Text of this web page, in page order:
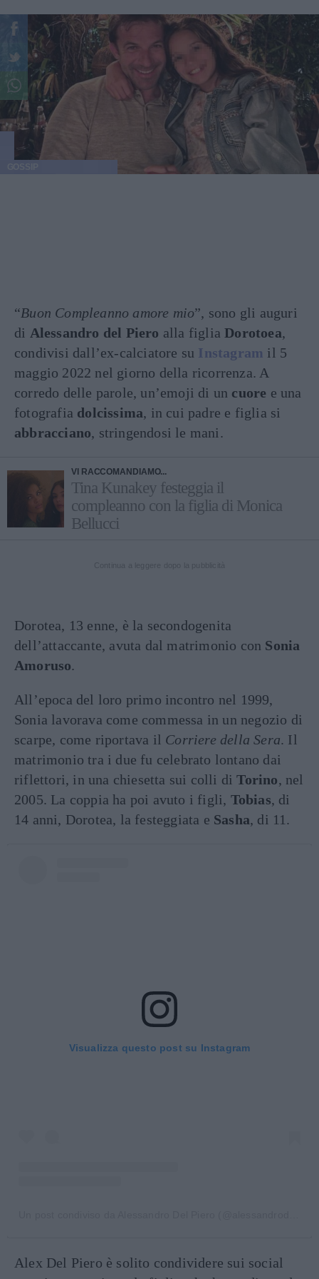
“Buon Compleanno amore mio”, sono gli auguri
di Alessandro del Piero alla figliaDorotoea,
condivisi dall’ex-calciatore su Instagram il 5
maggio 2022 nel giorno della ricorrenza. A
corredo delle parole, un’emoji di un cuore e una
fotografia dolcissima, in cui padre e figlia si
abbracciano, stringendosi le mani.
VI RACCOMANDIAMO...
Tina Kunakey festeggia il
compleanno con la figlia di Monica
Bellucci
Dorotea, 13 enne, è la secondogenita
dell’attaccante, avuta dal matrimonio con Sonia
Amoruso.
All’epoca del loro primo incontro nel 1999,
Sonia lavorava come commessa in un negozio di
scarpe, come riportava il Corriere della Sera. Il
matrimonio tra i due fu celebrato lontano dai
riflettori, in una chiesetta sui colli diTorino, nel
2005. La coppia ha poi avuto i figli, Tobias, di
14 anni, Dorotea, la festeggiata e Sasha, di 11.
Visualizza questo post su Instagram
Alex Del Piero è solito condividere sui social